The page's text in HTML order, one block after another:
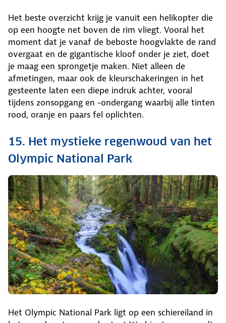
Het beste overzicht krijg je vanuit een helikopter die
op een hoogte net boven de rim vliegt. Vooral het
moment dat je vanaf de beboste hoogvlakte de rand
overgaat en de gigantische kloof onder je ziet, doet
je maag een sprongetje maken. Niet alleen de
afmetingen, maar ook de kleurschakeringen in het
gesteente laten een diepe indruk achter, vooral
tijdens zonsopgang en -ondergang waarbij alle tinten
rood, oranje en paars fel oplichten.
15. Het mystieke regenwoud van het
Olympic National Park
Het Olympic National Park ligt op een schiereiland in